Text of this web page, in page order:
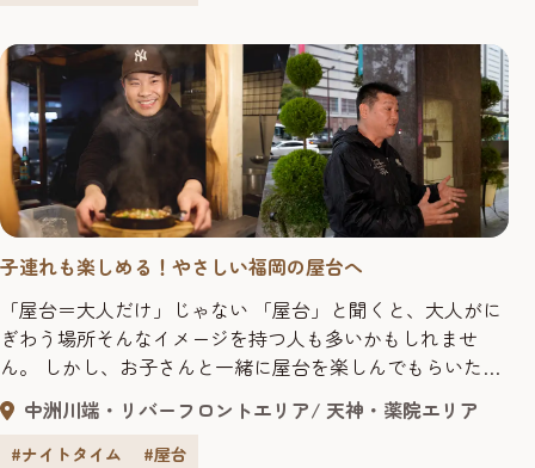
子連れも楽しめる！やさしい福岡の屋台へ
「屋台＝大人だけ」じゃない 「屋台」と聞くと、大人がに
ぎわう場所そんなイメージを持つ人も多いかもしれませ
ん。 しかし、お子さんと一緒に屋台を楽しんでもらいたい
という思いを持つ屋台の店主が増えてきています。 今回
は、そうした営業者の中から、ユニークな子ども向けサー
ビスが注目を集める屋台「長浜少衛」の店主と、屋台文化
中洲川端・リバーフロントエリア 天神・薬院エリア
#ナイトタイム #屋台